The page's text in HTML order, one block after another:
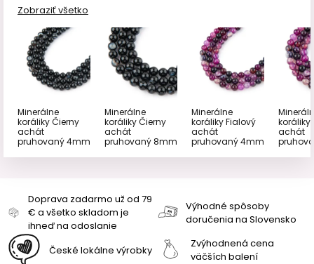
Zobraziť všetko
Minerálne
koráliky Čierny
achát
pruhovaný 4mm
Minerálne
koráliky Čierny
achát
pruhovaný 8mm
Minerálne
koráliky Fialový
achát
pruhovaný 4mm
koráliky
achát
Doprava zadarmo už od 79
€ a všetko skladom je
ihneď na odoslanie
Výhodné spôsoby
doručenia na Slovensko
České lokálne výrobky
Zvýhodnená cena
väčších balení